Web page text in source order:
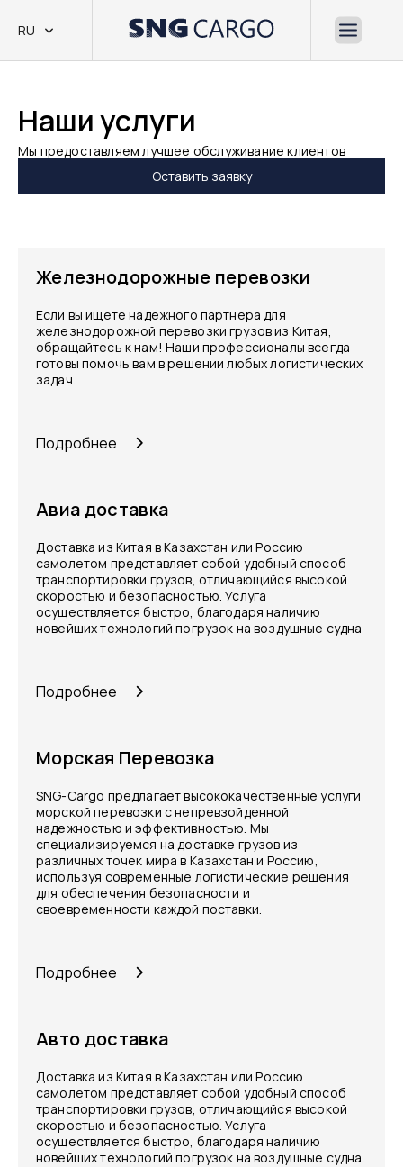
RU
Наши услуги
Мы предоставляем лучшее обслуживание клиентов
Оставить заявку
Железнодорожные перевозки
Если вы ищете надежного партнера для
железнодорожной перевозки грузов из Китая,
обращайтесь к нам! Наши профессионалы всегда
готовы помочь вам в решении любых логистических
задач.
Подробнее
Авиа доставка
Доставка из Китая в Казахстан или Россию
самолетом представляет собой удобный способ
транспортировки грузов, отличающийся высокой
скоростью и безопасностью. Услуга
осуществляется быстро, благодаря наличию
новейших технологий погрузок на воздушные судна
Подробнее
Морская Перевозка
SNG-Cargo предлагает высококачественные услуги
морской перевозки с непревзойденной
надежностью и эффективностью. Мы
специализируемся на доставке грузов из
различных точек мира в Казахстан и Россию,
используя современные логистические решения
для обеспечения безопасности и
своевременности каждой поставки.
Подробнее
Авто доставка
Доставка из Китая в Казахстан или Россию
самолетом представляет собой удобный способ
транспортировки грузов, отличающийся высокой
скоростью и безопасностью. Услуга
осуществляется быстро, благодаря наличию
новейших технологий погрузок на воздушные судна.